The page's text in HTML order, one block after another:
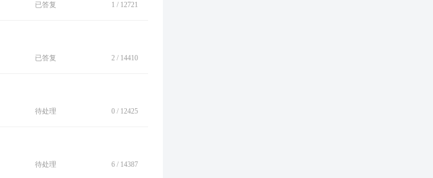
已答复 1 / 12721
已答复 2 / 14410
待处理 0 / 12425
待处理 6 / 14387